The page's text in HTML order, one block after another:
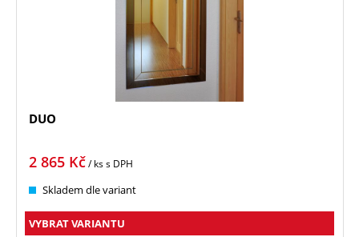
DUO
2 865 Kč/ kss DPH
Skladem dle variant
VYBRAT VARIANTU